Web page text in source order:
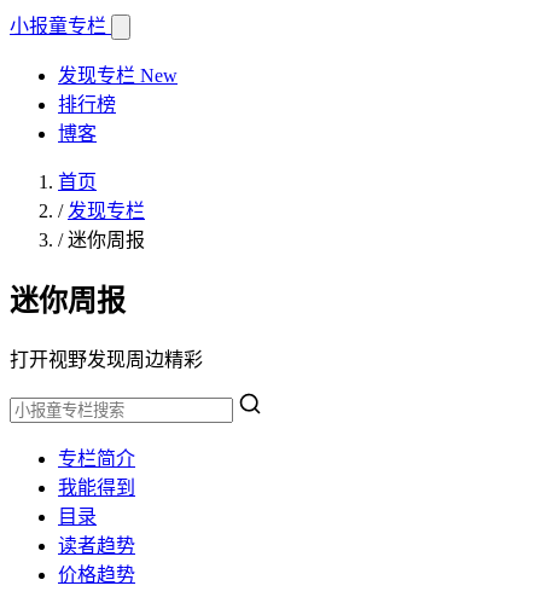
小报童专栏
发现专栏 New
排行榜
博客
首页
/ 发现专栏
/迷你周报
迷你周报
打开视野发现周边精彩
专栏简介
我能得到
目录
读者趋势
价格趋势